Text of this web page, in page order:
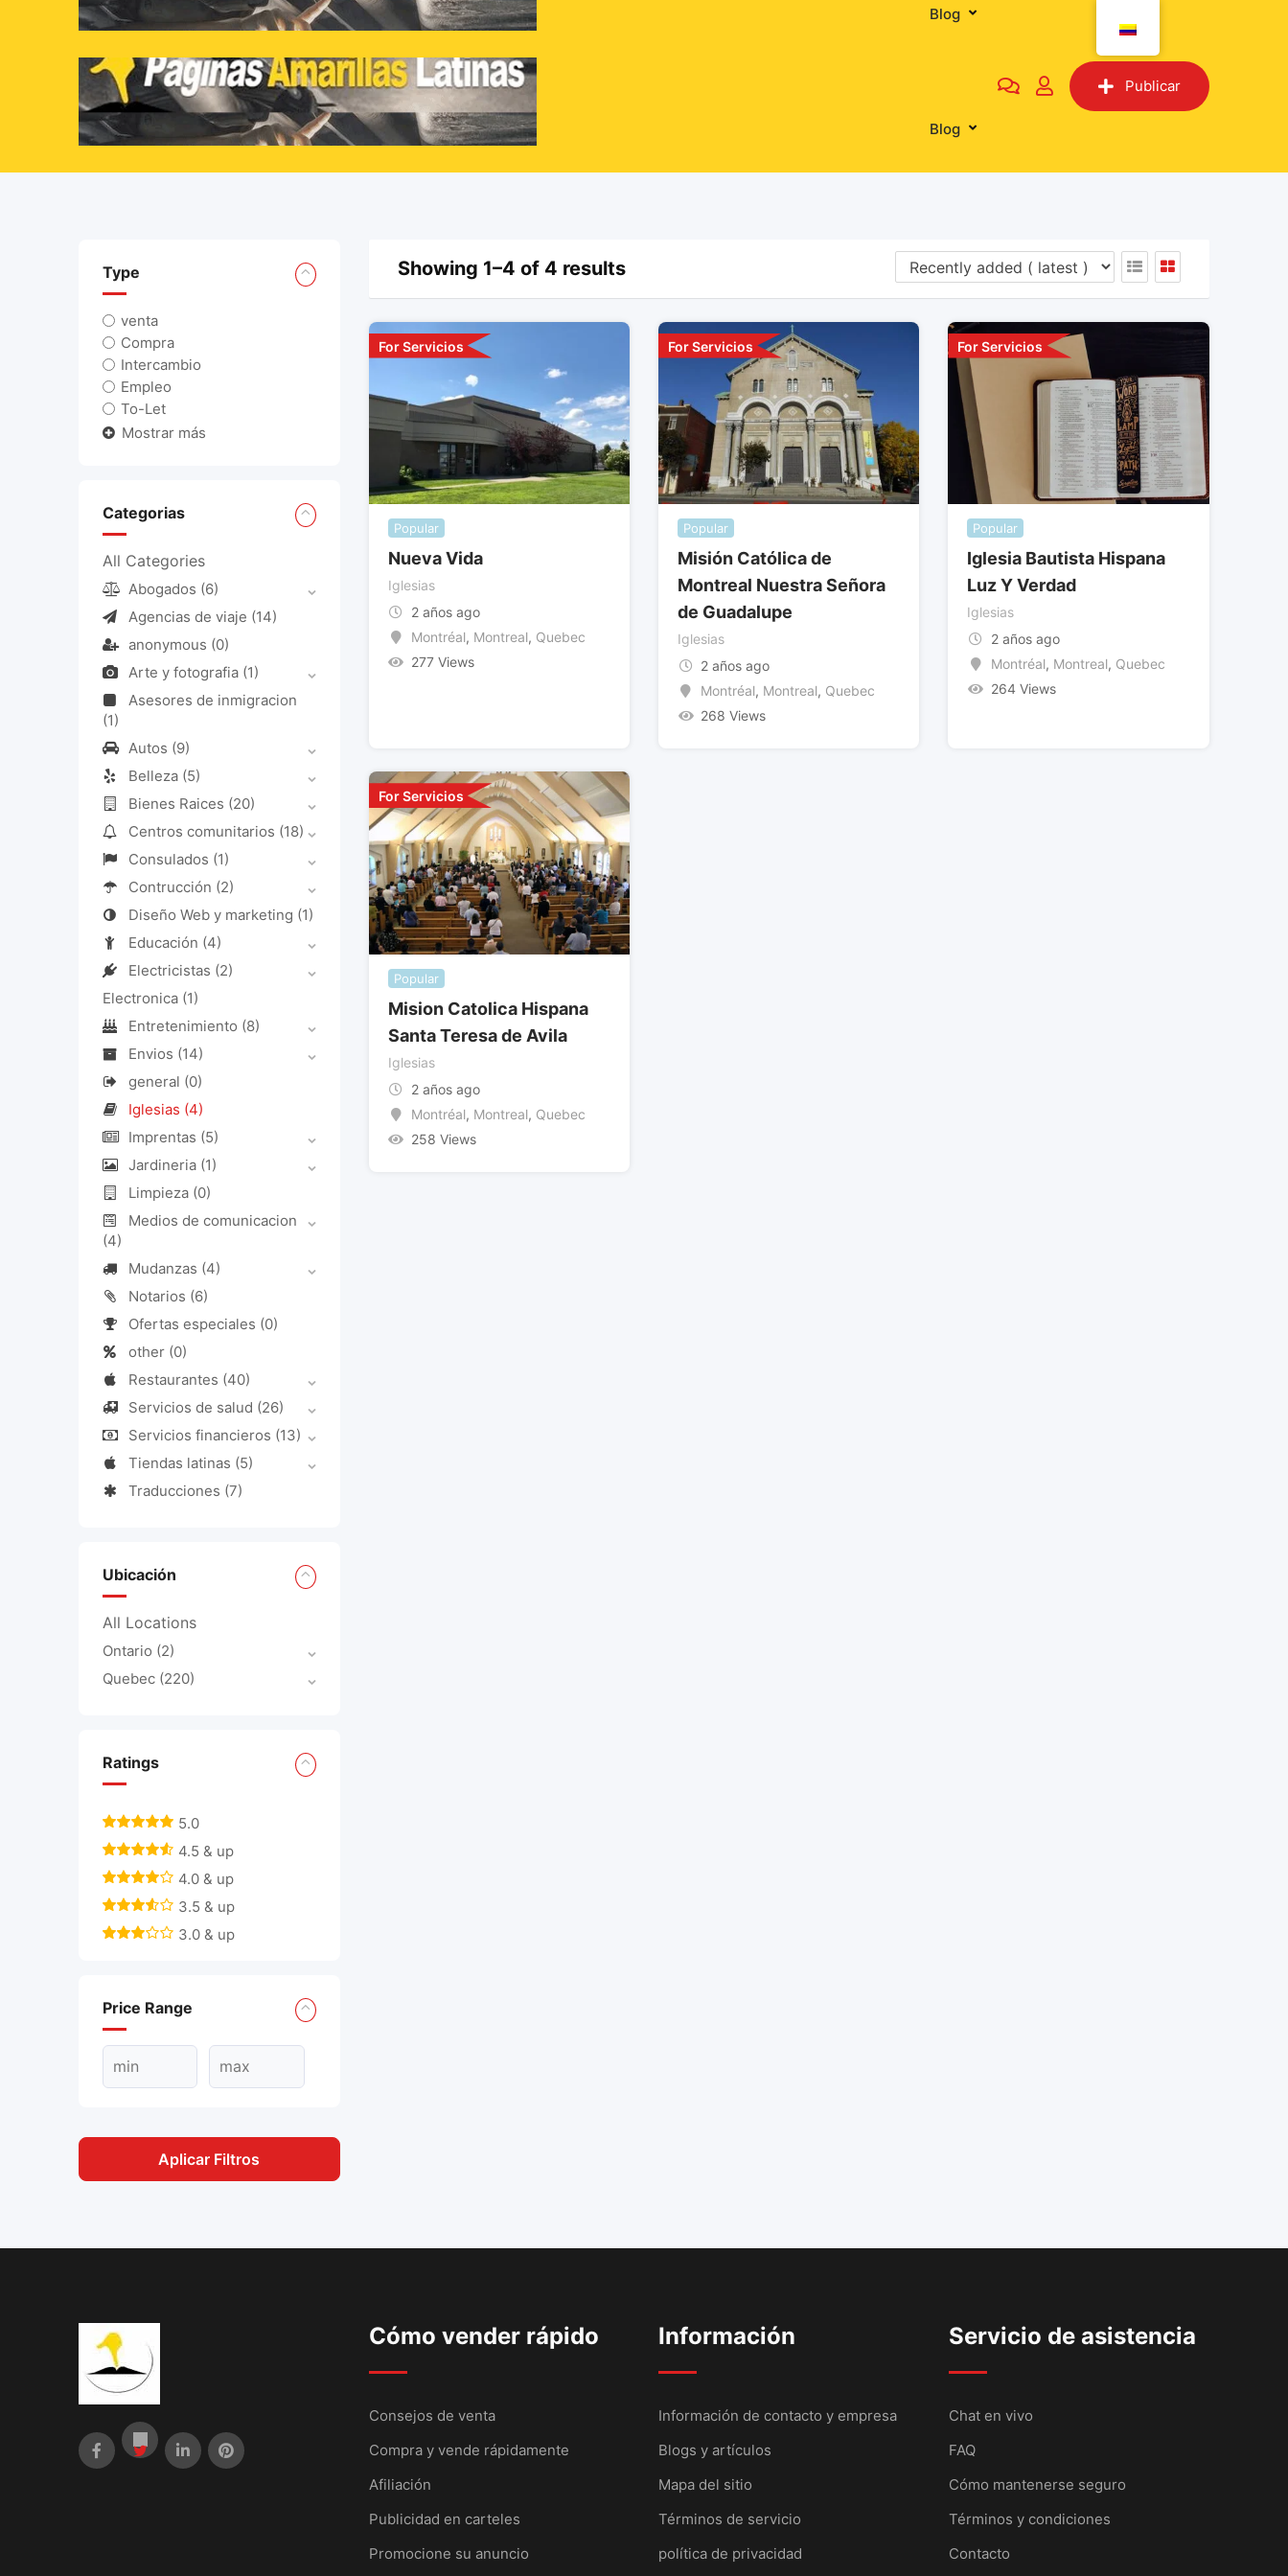
Blog
Publicar
Type
venta
Compra
Intercambio
Empleo
To-Let
Mostrar más
Categorias
All Categories
Abogados (6)
Agencias de viaje (14)
anonymous (0)
Arte y fotografia (1)
Asesores de inmigracion
(1)
Autos (9)
Belleza (5)
Bienes Raices (20)
Centros comunitarios (18)
Consulados (1)
Contrucción (2)
Diseño Web y marketing (1)
Educación (4)
Electricistas (2)
Electronica (1)
Entretenimiento (8)
Envios (14)
general (0)
Iglesias (4)
Imprentas (5)
Jardineria (1)
Limpieza (0)
Medios de comunicacion
(4)
Mudanzas (4)
Notarios (6)
Ofertas especiales (0)
other (0)
Restaurantes (40)
Servicios de salud (26)
Servicios financieros (13)
Tiendas latinas (5)
Traducciones (7)
Ubicación
All Locations
Ontario (2)
Quebec (220)
Ratings
5.0
4.5 & up
4.0 & up
3.5 & up
3.0 & up
Price Range
Aplicar Filtros
Showing 1–4 of 4 results
For Servicios
Popular
Nueva Vida
Iglesias
2 años ago
Montréal, Montreal, Quebec
277 Views
For Servicios
Popular
Misión Católica de
Montreal Nuestra Señora
de Guadalupe
Iglesias
2 años ago
Montréal, Montreal, Quebec
268 Views
For Servicios
Popular
Iglesia Bautista Hispana
Luz Y Verdad
Iglesias
2 años ago
Montréal, Montreal, Quebec
264 Views
For Servicios
Popular
Mision Catolica Hispana
Santa Teresa de Avila
Iglesias
2 años ago
Montréal, Montreal, Quebec
258 Views
Cómo vender rápido
Consejos de venta
Compra y vende rápidamente
Afiliación
Publicidad en carteles
Promocione su anuncio
Información
Información de contacto y empresa
Blogs y artículos
Mapa del sitio
Términos de servicio
política de privacidad
Servicio de asistencia
Chat en vivo
FAQ
Cómo mantenerse seguro
Términos y condiciones
Contacto
Blog